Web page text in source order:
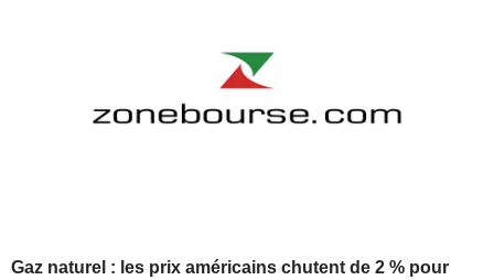
Gaz naturel : les prix américains chutent de 2 % pour